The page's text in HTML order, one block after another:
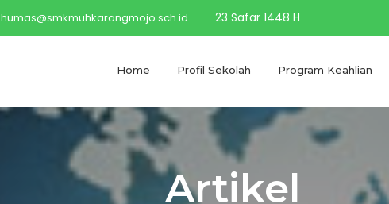
humas@smkmuhkarangmojo.sch.id 23 Safar 1448 H
Home Profil Sekolah Program Keahlian
Artikel